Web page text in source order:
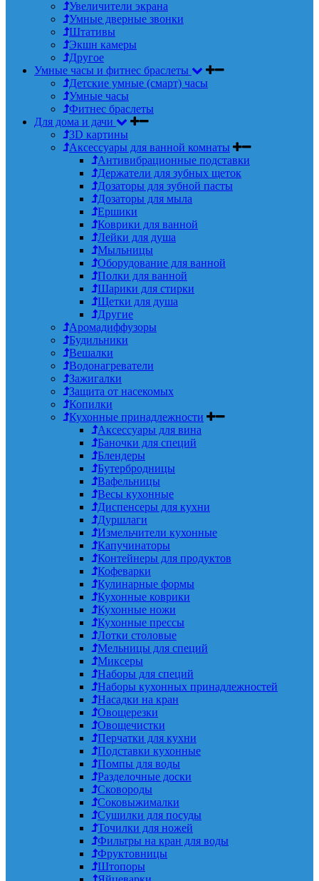
Увеличители экрана
Умные дверные звонки
Штативы
Экшн камеры
Другое
Умные часы и фитнес браслеты
Детские умные (смарт) часы
Умные часы
Фитнес браслеты
Для дома и дачи
3D картины
Аксессуары для ванной комнаты
Антивибрационные подставки
Держатели для зубных щеток
Дозаторы для зубной пасты
Дозаторы для мыла
Ершики
Коврики для ванной
Лейки для душа
Мыльницы
Оборудование для ванной
Полки для ванной
Шарики для стирки
Щетки для душа
Другие
Аромадиффузоры
Будильники
Вешалки
Водонагреватели
Зажигалки
Защита от насекомых
Копилки
Кухонные принадлежности
Аксессуары для вина
Баночки для специй
Блендеры
Бутербродницы
Вафельницы
Весы кухонные
Диспенсеры для кухни
Дуршлаги
Измельчители кухонные
Капучинаторы
Контейнеры для продуктов
Кофеварки
Кулинарные формы
Кухонные коврики
Кухонные ножи
Кухонные прессы
Лотки столовые
Мельницы для специй
Миксеры
Наборы для специй
Наборы кухонных принадлежностей
Насадки на кран
Овощерезки
Овощечистки
Перчатки для кухни
Подставки кухонные
Помпы для воды
Разделочные доски
Сковороды
Соковыжималки
Сушилки для посуды
Точилки для ножей
Фильтры на кран для воды
Фруктовницы
Штопоры